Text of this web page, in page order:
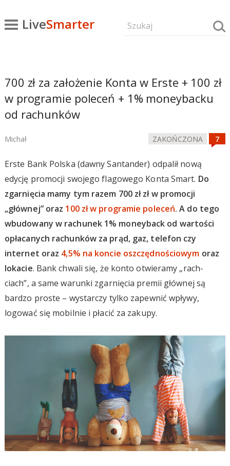
LiveSmarter
700 zł za założenie Konta w Erste + 100 zł
w programie poleceń + 1% moneybacku
od rachunków
Michał ZAKOŃCZONA
Erste Bank Polska (dawny Santander) odpalił nową
edycję promocji swojego flagowego Konta Smart. Do
zgarnięcia mamy tym razem 700 zł zł w promocji
„głównej” oraz 100 zł w programie poleceń. A do tego
wbudowany w rachunek 1% moneyback od wartości
opłacanych rachunków za prąd, gaz, telefon czy
internet oraz 4,5% na koncie oszczędnościowym oraz
lokacie. Bank chwali się, że konto otwieramy „rach-
ciach”, a same warunki zgarnięcia premii głównej są
bardzo proste – wystarczy tylko zapewnić wpływy,
logować się mobilnie i płacić za zakupy.